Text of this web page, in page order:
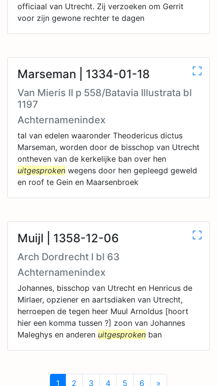
officiaal van Utrecht. Zij verzoeken om Gerrit
voor zijn gewone rechter te dagen
Marseman | 1334-01-18
Van Mieris II p 558/Batavia Illustrata bl
1197
Achternamenindex
tal van edelen waaronder Theodericus dictus
Marseman, worden door de bisschop van Utrecht
ontheven van de kerkelijke ban over hen
uitgesproken wegens door hen gepleegd geweld
en roof te Gein en Maarsenbroek
Muijl | 1358-12-06
Arch Dordrecht I bl 63
Achternamenindex
Johannes, bisschop van Utrecht en Henricus de
Mirlaer, opziener en aartsdiaken van Utrecht,
herroepen de tegen heer Muul Arnoldus [hoort
hier een komma tussen ?] zoon van Johannes
Maleghys en anderen uitgesproken ban
1 2 3 4 5 6 »